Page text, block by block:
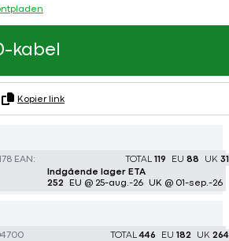
kabel
Kopier link
EAN:
TOTAL 119 EU 88 UK 31
Indgående lager ETA
252
EU @ 25-aug.-26 UK @ 01-sep.-26
TOTAL446 EU 182 UK 264